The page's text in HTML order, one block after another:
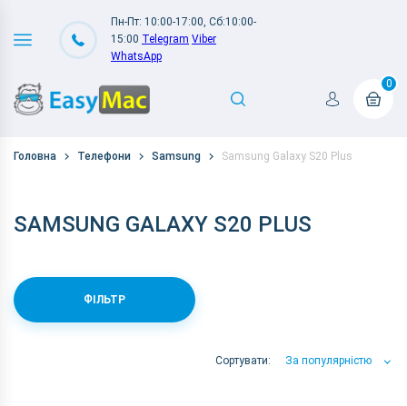
Пн-Пт: 10:00-17:00, Сб:10:00-
15:00 Telegram Viber
WhatsApp
0
Головна Телефони Samsung Samsung Galaxy S20 Plus
SAMSUNG GALAXY S20 PLUS
ФІЛЬТР
Сортувати: За популярністю
За популярністю